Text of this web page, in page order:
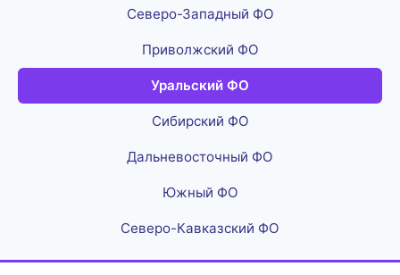
Северо-Западный ФО
Приволжский ФО
Уральский ФО
Сибирский ФО
Дальневосточный ФО
Южный ФО
Северо-Кавказский ФО